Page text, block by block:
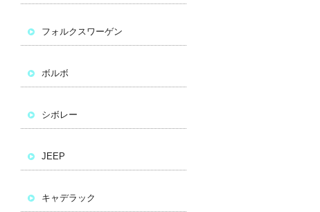
フォルクスワーゲン
ボルボ
シボレー
JEEP
キャデラック